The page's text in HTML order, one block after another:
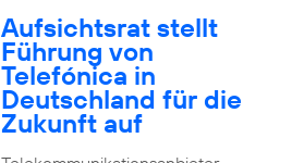
Aufsichtsrat stellt
Führung von
Telefónica in
Deutschland für die
Zukunft auf